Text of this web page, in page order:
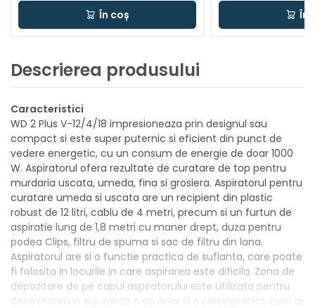
În coș În
Descrierea produsului
Caracteristici
WD 2 Plus V-12/4/18 impresioneaza prin designul sau
compact si este super puternic si eficient din punct de
vedere energetic, cu un consum de energie de doar 1000
W. Aspiratorul ofera rezultate de curatare de top pentru
murdaria uscata, umeda, fina si grosiera. Aspiratorul pentru
curatare umeda si uscata are un recipient din plastic
robust de 12 litri, cablu de 4 metri, precum si un furtun de
aspiratie lung de 1,8 metri cu maner drept, duza pentru
podea Clips, filtru de spuma si sac de filtru din lana.
Aspiratorul are si o functie practica de suflanta, care poate
fi folosita in locurile in care aspirarea este dificila. Zona de
depozitare de pe capul aspiratorului este utilizata pentru
depozitarea in siguranta a sculelor si a pieselor mici, cum ar